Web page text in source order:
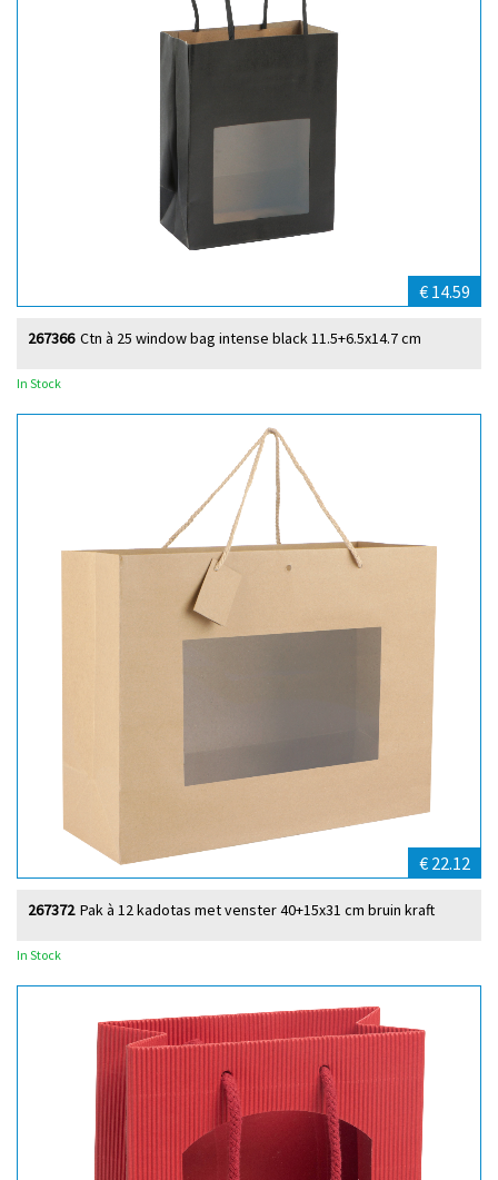
€ 14.59
Ctn à 25 window bag intense black 11.5+6.5x14.7 cm
267366
In Stock
€ 22.12
Pak à 12 kadotas met venster 40+15x31 cm bruin kraft
267372
In Stock